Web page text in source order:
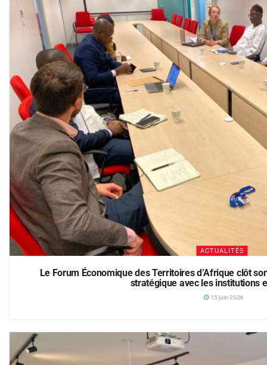
ACTUALITÉS
Le Forum Économique des Territoires d’Afrique clôt
stratégique avec les institutions
15 juin 2026